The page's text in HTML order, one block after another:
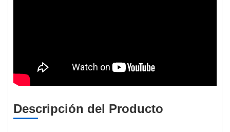
Descripción del Producto